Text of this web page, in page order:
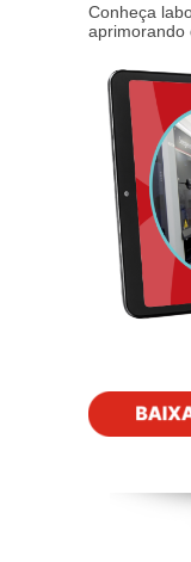
Conheça
aprimorando